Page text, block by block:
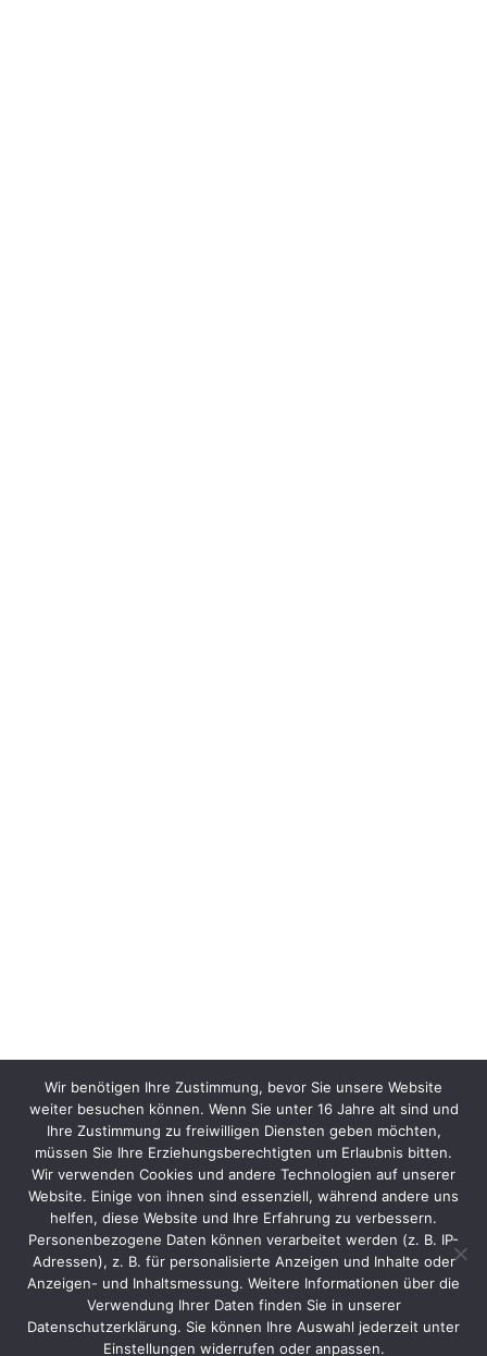
Wir benötigen Ihre Zustimmung, bevor Sie unsere Website
weiter besuchen können. Wenn Sie unter 16 Jahre alt sind und
Ihre Zustimmung zu freiwilligen Diensten geben möchten,
müssen Sie Ihre Erziehungsberechtigten um Erlaubnis bitten.
Wir verwenden Cookies und andere Technologien auf unserer
Website. Einige von ihnen sind essenziell, während andere uns
helfen, diese Website und Ihre Erfahrung zu verbessern.
Personenbezogene Daten können verarbeitet werden (z. B. IP-
Adressen), z. B. für personalisierte Anzeigen und Inhalte oder
Anzeigen- und Inhaltsmessung. Weitere Informationen über die
Verwendung Ihrer Daten finden Sie in unserer
Datenschutzerklärung. Sie können Ihre Auswahl jederzeit unter
Einstellungen widerrufen oder anpassen.